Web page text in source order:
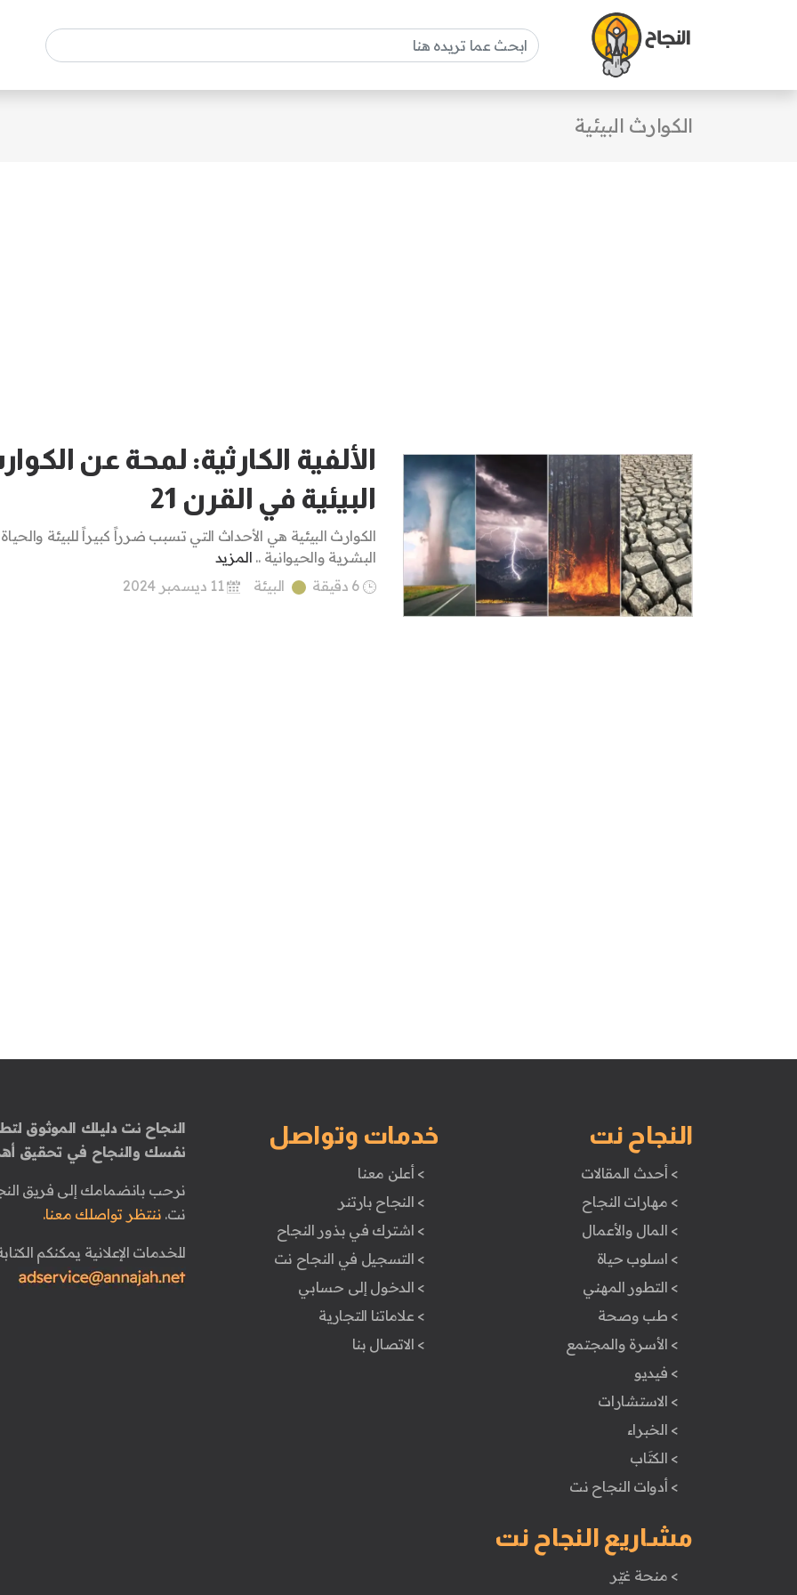
الكوارث البيئية
الألفية الكارثية: لمحة عن
البيئية في القرن 21
الكوارث البيئية هي الأحداث التي تسبب ضرراً كبيراً للبيئة والحياة
البشرية والحيوانية .. المزيد
6 دقيقة
البيئة 11 ديسمبر 2024
النجاح نت
> أحدث المقالات
> مهارات النجاح
> المال والأعمال
> اسلوب حياة
> التطور المهني
> طب وصحة
> الأسرة والمجتمع
> فيديو
> الاستشارات
> الخبراء
> الكتَاب
> أدوات النجاح نت
مشاريع النجاح نت
> منحة غيّر
خدمات وتواصل
> أعلن معنا
> النجاح بارتنر
> اشترك في بذور النجاح
> التسجيل في النجاح نت
> الدخول إلى حسابي
> علاماتنا التجارية
> الاتصال بنا
النجاح نت دليلك الموثوق
نفسك والنجاح في تحقيق
نرحب بانضمامك إلى فريق
نت. ننتظر تواصلك معنا.
للخدمات الإعلانية يمكنكم